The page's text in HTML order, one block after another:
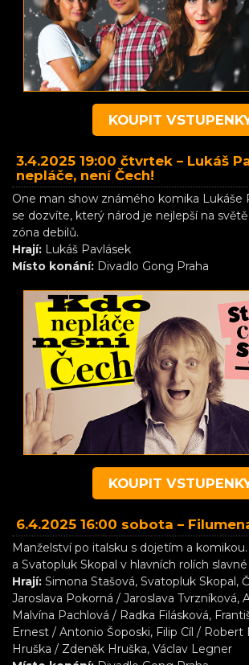
KOUPIT
3.4.2025 19:00 čtvrtek – Lukáš
nepláče, není Čech!
One man show známého komika Lukáše
se dozvíte, který národ je nejlepší na
zóna debilů.
Hrají: Lukáš Pavlásek
Místo konání: Divadlo Gong Praha
KOUPIT
6.4.2025 16:00 sobota –
Manželství po italsku s dojetím a
a Svatopluk Skopal v hlavních rolích
Hrají: Simona Stašová, Svatopluk Skopal,
Jaroslava Pokorná / Jaroslava Tvrzníková,
Malvína Pachlová / Radka Filásková,
Ernest / Antonio Šoposki, Filip Cíl / Robert
Hruška / Zdeněk Hruška, Václav Legner